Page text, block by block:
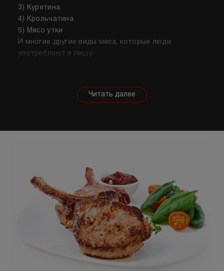
3) Курятина
4) Крольчатина
5) Мясо утки
И многие другие виды мяса, которые люди
употребляют в пищу.
полезных свойствах. Важно понимать, что в
зависимости от животного свойства продукта
подходит для шашлыка, а мясо перепела отлично